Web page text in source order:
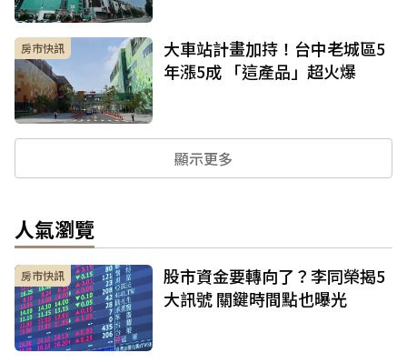
房市快訊
大車站計畫加持！台中老城區5
年漲5成 「這產品」超火爆
顯示更多
人氣瀏覽
房市快訊
股市資金要轉向了？李同榮揭5
大訊號 關鍵時間點也曝光